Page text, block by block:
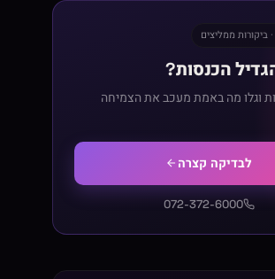
הכנסות?
5 שאלות וגלו מה באמת מעכב את הצמיחה
לבדיקה קצרה
072-372-6000